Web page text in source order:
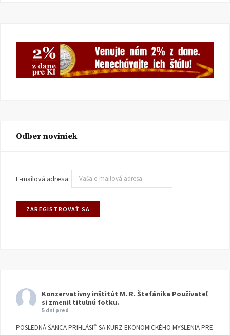
Odber noviniek
E-mailová adresa:
Konzervatívny inštitút M. R. Štefánika Používateľ
si zmenil titulnú fotku.
5 dní pred
POSLEDNÁ ŠANCA PRIHLÁSIŤ SA KURZ EKONOMICKÉHO MYSLENIA PRE